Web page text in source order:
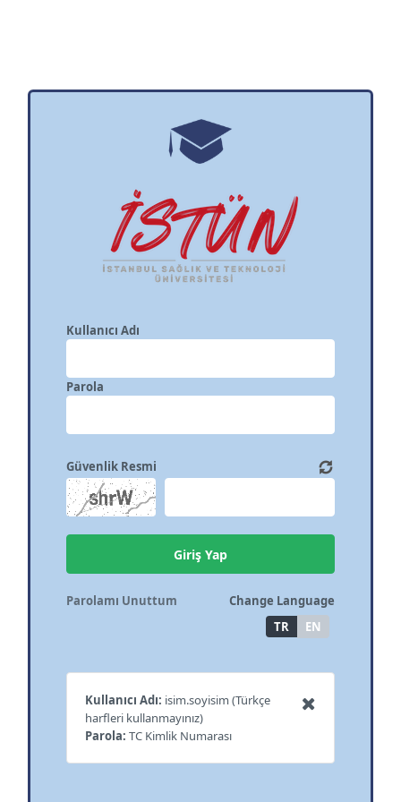
Kullanıcı Adı
Parola
Güvenlik Resmi
Giriş Yap
Parolamı Unuttum
Change Language
TR
EN
Kullanıcı Adı: isim.soyisim (Türkçe
harfleri kullanmayınız)
Parola: TC Kimlik Numarası